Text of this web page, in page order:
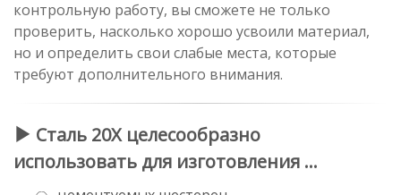
контрольную работу, вы сможете не только
проверить, насколько хорошо усвоили материал,
но и определить свои слабые места, которые
требуют дополнительного внимания.
Сталь 20Х целесообразно
использовать для изготовления …